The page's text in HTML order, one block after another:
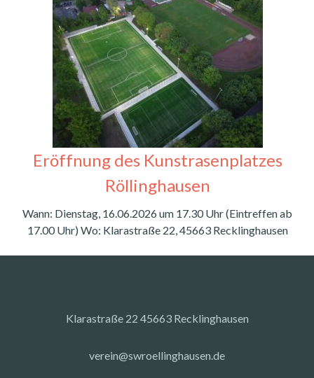
Eröffnung des Kunstrasenplatzes
Röllinghausen
Wann: Dienstag, 16.06.2026 um 17.30 Uhr (Eintreffen ab
17.00 Uhr) Wo: Klarastraße 22, 45663 Recklinghausen
Klarastraße 22 45663 Recklinghausen
verein@swroellinghausen.de